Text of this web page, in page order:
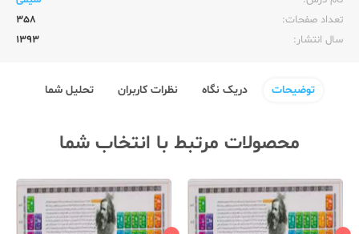
تعداد صفحات:‌
358
سال انتشار:‌
1393
توضیحات دریک نگاه نظرات کاربران تحلیل شما
محصولات مرتبط با انتخاب شما